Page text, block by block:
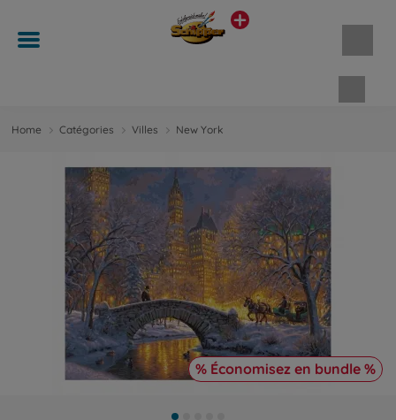
Home Catégories Villes New York
% Économisez en bundle %